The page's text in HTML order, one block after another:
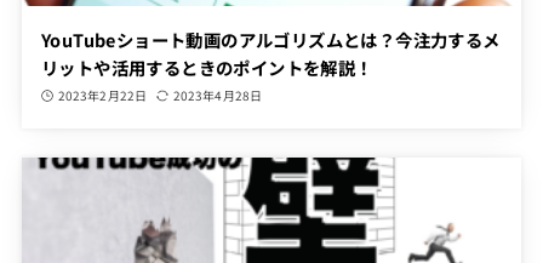
YouTubeショート動画のアルゴリズムとは？今注力するメ
リットや活用するときのポイントを解説！
2023年2月22日 2023年4月28日